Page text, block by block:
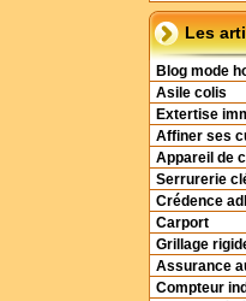
Les
Blog mode
Asile colis
Extertise
Affiner ses
Appareil de
Serrurerie
Crédence
Carport
Grillage
Assurance
Compteur